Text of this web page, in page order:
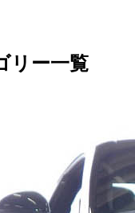
リー一覧